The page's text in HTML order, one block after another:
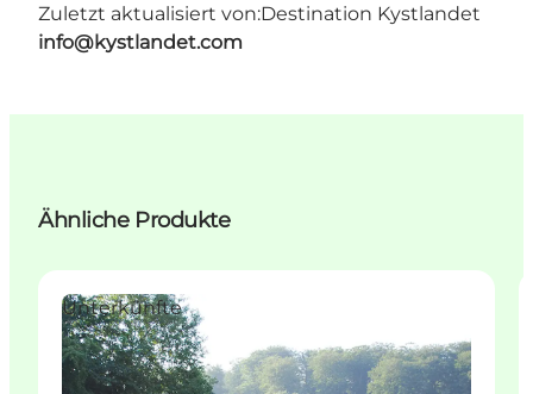
Zuletzt aktualisiert von:Destination Kystlandet
info@kystlandet.com
Ähnliche Produkte
Unterkünfte